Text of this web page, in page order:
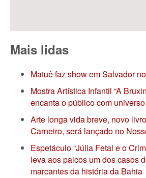
Mais lidas
Matuê faz show em Salvador
Mostra Artística Infantil “A
encanta o público com
Arte longa vida breve, novo
Carneiro, será lançado no
Espetáculo “Júlia Fetal e o
leva aos palcos um dos casos
marcantes da história da Bahia